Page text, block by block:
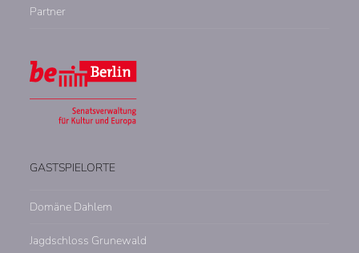
Partner
GASTSPIELORTE
Domäne Dahlem
Jagdschloss Grunewald